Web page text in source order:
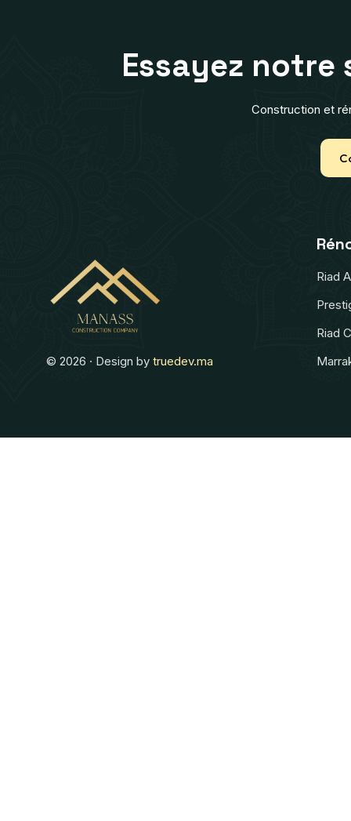
Essayez notre
Construction et
© 2026 · Design by truedev.ma
Riad
Riad